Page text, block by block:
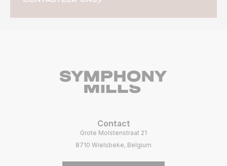
Contact
Grote Molstenstraat 21
8710 Wielsbeke, Belgium